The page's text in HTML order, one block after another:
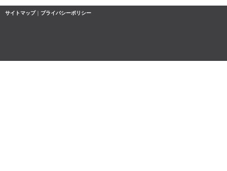
サイトマップ｜ プライバシーポリシー